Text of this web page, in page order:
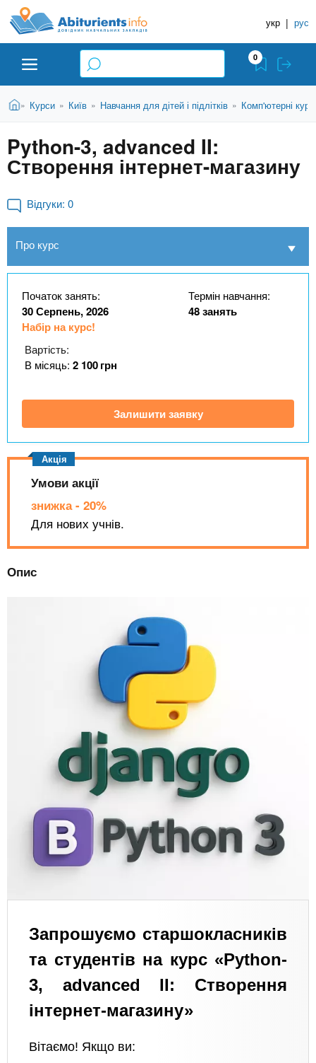
A
b
i
t
u
r
i
e
n
s
.
n
f
о
в
д
н
к
Н
в
ч
л
а
д
укр | рус
Абітурієнту
ЗВО (ВНЗ)
Приватні школи
MBA
Онлайн курси
За кордоном
0
В
т
у
т
Головна
» Курси » Київ » Навчання для дітей і підлітків » Комп'ютерні
Python-3, advanced II:
Створення інтернет-магазину
Відгуки: 0
Про курс
Початок занять:
30 Серпень, 2026
Набір на курс!
Термін навчання:
48 занять
Вартість:
В місяць: 2 100грн
Залишити заявку
Умови акції
знижка - 20%
Для нових учнів.
Опис
Запрошуємо старшокласників
та студентів на курс «Python-
3, advanced II: Створення
інтернет-магазину»
Вітаємо! Якщо ви: